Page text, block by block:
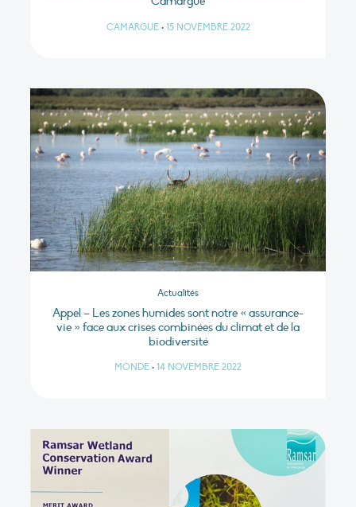
CAMARGUE • 15 NOVEMBRE 2022
Actualités
Appel – Les zones humides sont notre « assurance-
vie » face aux crises combinées du climat et de la
biodiversité
MONDE • 14 NOVEMBRE 2022